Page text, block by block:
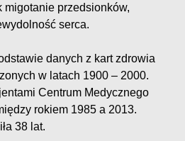
migotanie przedsionków,
serca.
danych z kart zdrowia
w latach 1900 – 2000.
Centrum Medycznego
rokiem 1985 a 2013.
38 lat.